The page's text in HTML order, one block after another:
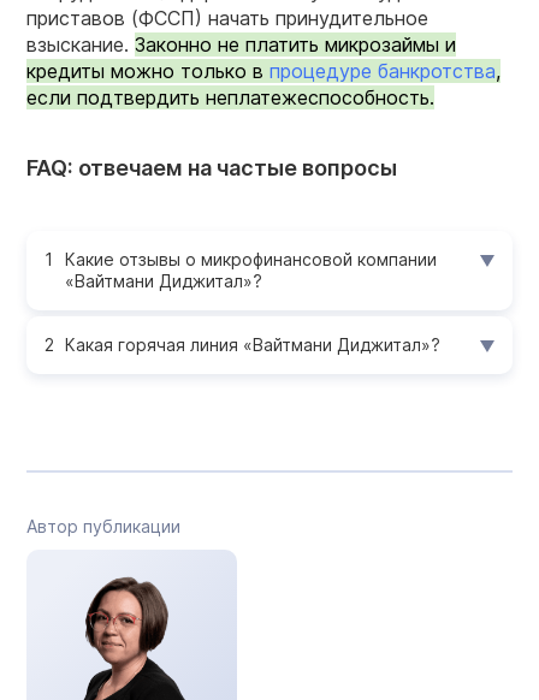
приставов (ФССП) начать принудительное
взыскание. Законно не платить микрозаймы и
кредиты можно только в процедуре банкротства,
если подтвердить неплатежеспособность.
FAQ: отвечаем на частые вопросы
Какие отзывы о микрофинансовой компании
«Вайтмани Диджитал»?
Какая горячая линия «Вайтмани Диджитал»?
Автор публикации